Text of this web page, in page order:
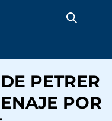
PETRER
POR